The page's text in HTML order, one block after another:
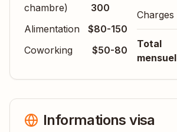
chambre)
300
Alimentation
$80-150
Coworking
$50-80
Charges
Total
mensuel
Informations visa